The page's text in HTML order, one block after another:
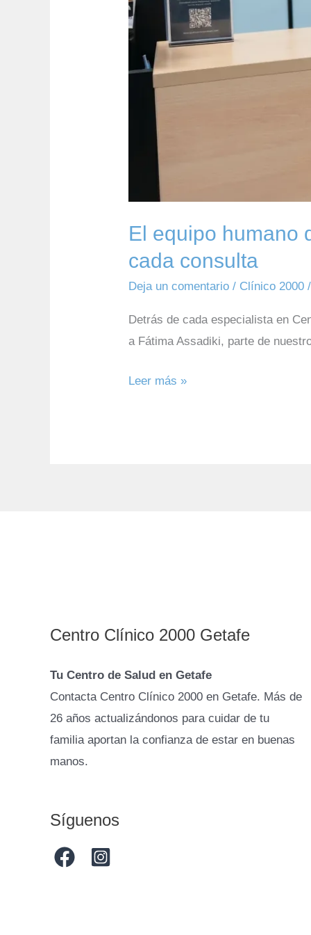
El equipo humano
cada consulta
Deja un comentario / Clínico 2000 /
Detrás de cada especialista en
a Fátima Assadiki, parte de
consulta
Leer más »
Centro Clínico 2000 Getafe
Tu Centro de Salud en Getafe
Contacta Centro Clínico 2000 en Getafe. Más de
26 años actualizándonos para cuidar de tu
familia aportan la confianza de estar en buenas
manos.
Síguenos